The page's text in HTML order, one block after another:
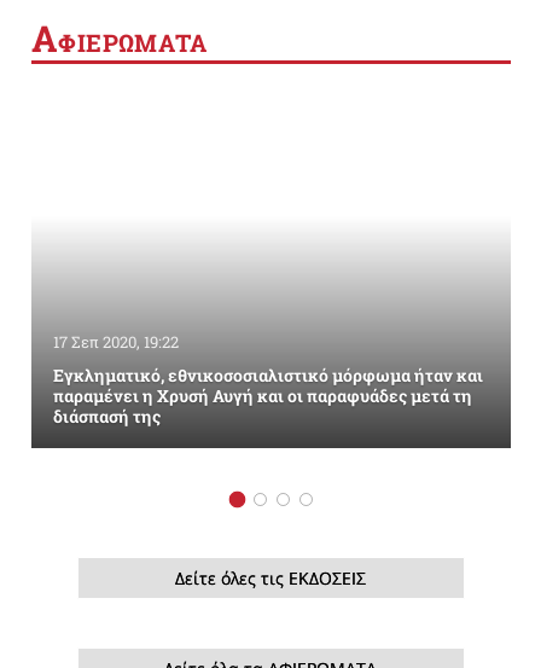
ΑΦΙΕΡΩΜΑΤΑ
17 Σεπ 2020, 19:22
Εγκληματικό, εθνικοσοσιαλιστικό μόρφωμα ήταν και
παραμένει η Χρυσή Αυγή και οι παραφυάδες μετά τη
διάσπασή της
Δείτε όλες τις ΕΚΔΟΣΕΙΣ